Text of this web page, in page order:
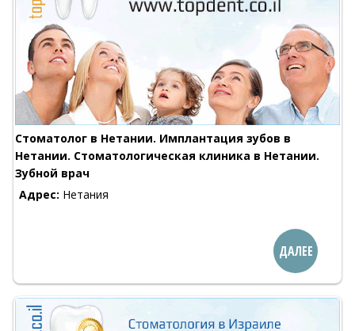
Стоматолог в Нетании. Имплантация зубов в
Нетании. Стоматологическая клиника в Нетании.
Зубной врач
Адрес: Нетания
ДАЛЕЕ